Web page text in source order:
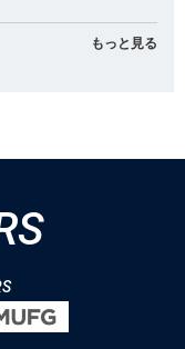
もっと見る